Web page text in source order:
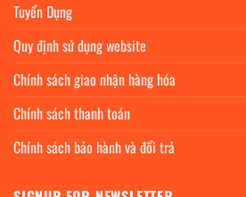
Tuyển Dụng
Quy định sử dụng website
Chính sách giao nhận hàng hóa
Chính sách thanh toán
Chính sách bảo hành và đổi trả